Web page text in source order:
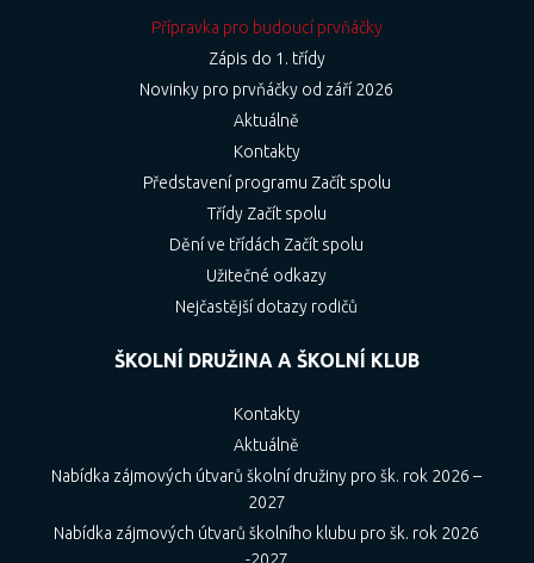
Přípravka pro budoucí prvňáčky
Zápis do 1. třídy
Novinky pro prvňáčky od září 2026
Aktuálně
Kontakty
Představení programu Začít spolu
Třídy Začít spolu
Dění ve třídách Začít spolu
Užitečné odkazy
Nejčastější dotazy rodičů
ŠKOLNÍ DRUŽINA A ŠKOLNÍ KLUB
Kontakty
Aktuálně
Nabídka zájmových útvarů školní družiny pro šk. rok 2026 –
2027
Nabídka zájmových útvarů školního klubu pro šk. rok 2026